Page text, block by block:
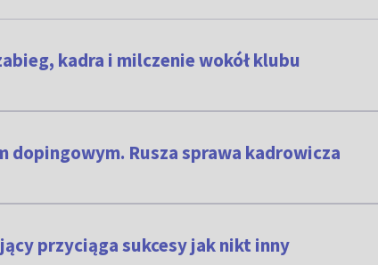
kadra i milczenie wokół klubu
dopingowym. Rusza sprawa kadrowicza
przyciąga sukcesy jak nikt inny